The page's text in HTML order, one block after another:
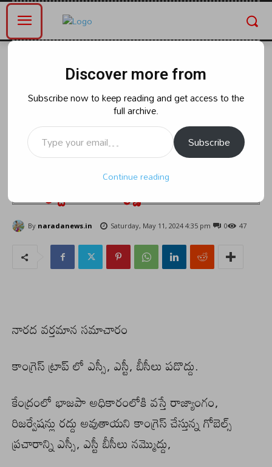
రాజకీయం
కేంద్రంలో భాజపా అధికారంలోకి వస్తే
రాజ్యాంగం, రిజర్వేషన్లు రద్దు
అవుతాయని కాంగ్రెస్ చేస్తున్న గోబెల్స్
ప్రచారాన్ని ఎస్సీ, ఎస్టీ బీసీలు
నమ్మొద్దు,మంద కృష్ణమాదిగ
By naradanews.in Saturday, May 11, 2024 4:35 pm 47
0
నారద వర్తమాన సమాచారం
కాంగ్రెస్ ట్రాప్ లో ఎస్సీ, ఎస్టీ, బీసీలు పడొద్దు.
కేంద్రంలో భాజపా అధికారంలోకి వస్తే రాజ్యాంగం,
రిజర్వేషన్లు రద్దు అవుతాయని కాంగ్రెస్ చేస్తున్న గోబెల్స్
ప్రచారాన్ని ఎస్సీ, ఎస్టీ బీసీలు నమ్మొద్దు,
Discover more from
Subscribe now to keep reading and get access to the
full archive.
Type your email…
Subscribe
Continue reading